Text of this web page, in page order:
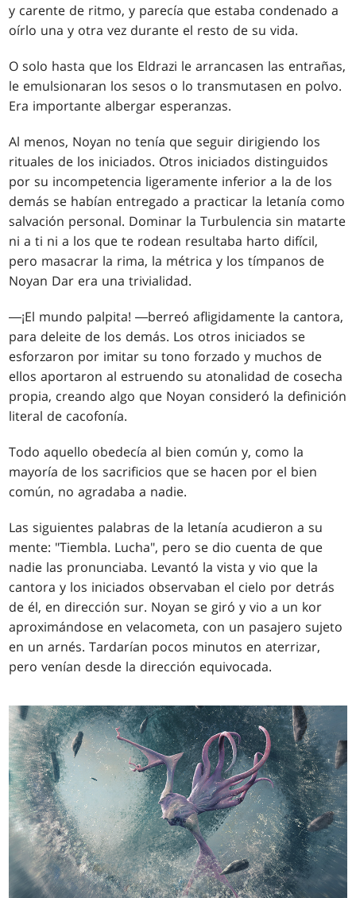
y carente de ritmo, y parecía que estaba condenado a
oírlo una y otra vez durante el resto de su vida.
O solo hasta que los Eldrazi le arrancasen las entrañas,
le emulsionaran los sesos o lo transmutasen en polvo.
Era importante albergar esperanzas.
Al menos, Noyan no tenía que seguir dirigiendo los
rituales de los iniciados. Otros iniciados distinguidos
por su incompetencia ligeramente inferior a la de los
demás se habían entregado a practicar la letanía como
salvación personal. Dominar la Turbulencia sin matarte
ni a ti ni a los que te rodean resultaba harto difícil,
pero masacrar la rima, la métrica y los tímpanos de
Noyan Dar era una trivialidad.
―¡El mundo palpita! ―berreó afligidamente la cantora,
para deleite de los demás. Los otros iniciados se
esforzaron por imitar su tono forzado y muchos de
ellos aportaron al estruendo su atonalidad de cosecha
propia, creando algo que Noyan consideró la definición
literal de cacofonía.
Todo aquello obedecía al bien común y, como la
mayoría de los sacrificios que se hacen por el bien
común, no agradaba a nadie.
Las siguientes palabras de la letanía acudieron a su
mente: "Tiembla. Lucha", pero se dio cuenta de que
nadie las pronunciaba. Levantó la vista y vio que la
cantora y los iniciados observaban el cielo por detrás
de él, en dirección sur. Noyan se giró y vio a un kor
aproximándose en velacometa, con un pasajero sujeto
en un arnés. Tardarían pocos minutos en aterrizar,
pero venían desde la dirección equivocada.